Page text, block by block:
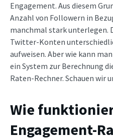
Engagement. Aus diesem
Anzahl von Followern in
manchmal stark unterlegen.
Twitter-Konten
aufweisen. Aber wie kann
ein System zur Berechnung
Raten-Rechner. Schauen wir
Wie
Engagement-